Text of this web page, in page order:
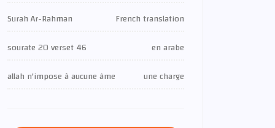
Surah Ar-Rahman
French translation
sourate 20 verset 46
en arabe
allah n'impose à aucune âme
une charge